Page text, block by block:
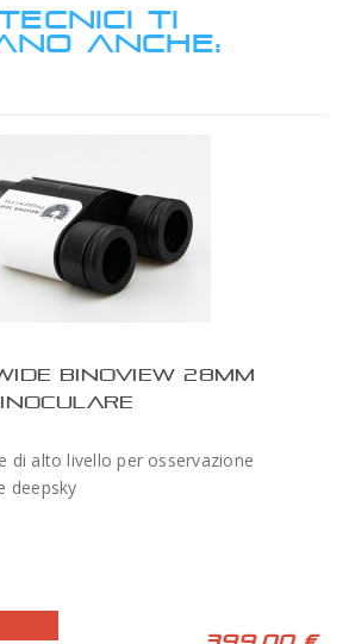
TI
ANCHE:
BINOVIEW 28MM
di alto livello per osservazione
deepsky